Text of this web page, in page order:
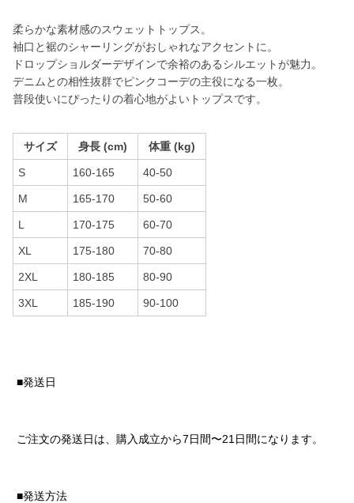
柔らかな素材感のスウェットトップス。
袖口と裾のシャーリングがおしゃれなアクセントに。
ドロップショルダーデザインで余裕のあるシルエットが魅力。
デニムとの相性抜群でピンクコーデの主役になる一枚。
普段使いにぴったりの着心地がよいトップスです。
サイズ 身長 (cm) 体重 (kg)
S 160-165 40-50
M 165-170 50-60
L 170-175 60-70
XL 175-180 70-80
2XL 180-185 80-90
3XL 185-190 90-100
■発送日
ご注文の発送日は、購入成立から7日間〜21日間になります。
■発送方法